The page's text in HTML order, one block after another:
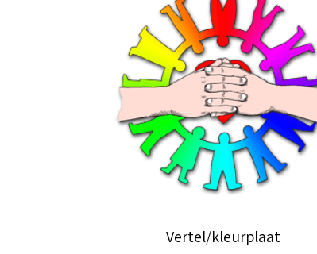
Vertel/kleurplaat